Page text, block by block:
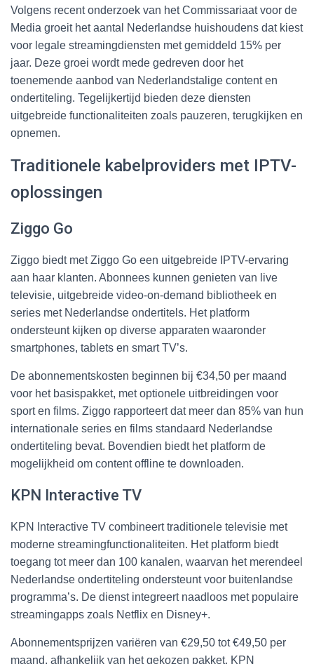
Volgens recent onderzoek van het Commissariaat voor de
Media groeit het aantal Nederlandse huishoudens dat kiest
voor legale streamingdiensten met gemiddeld 15% per
jaar. Deze groei wordt mede gedreven door het
toenemende aanbod van Nederlandstalige content en
ondertiteling. Tegelijkertijd bieden deze diensten
uitgebreide functionaliteiten zoals pauzeren, terugkijken en
opnemen.
Traditionele kabelproviders met IPTV-
oplossingen
Ziggo Go
Ziggo biedt met Ziggo Go een uitgebreide IPTV-ervaring
aan haar klanten. Abonnees kunnen genieten van live
televisie, uitgebreide video-on-demand bibliotheek en
series met Nederlandse ondertitels. Het platform
ondersteunt kijken op diverse apparaten waaronder
smartphones, tablets en smart TV’s.
De abonnementskosten beginnen bij €34,50 per maand
voor het basispakket, met optionele uitbreidingen voor
sport en films. Ziggo rapporteert dat meer dan 85% van hun
internationale series en films standaard Nederlandse
ondertiteling bevat. Bovendien biedt het platform de
mogelijkheid om content offline te downloaden.
KPN Interactive TV
KPN Interactive TV combineert traditionele televisie met
moderne streamingfunctionaliteiten. Het platform biedt
toegang tot meer dan 100 kanalen, waarvan het merendeel
Nederlandse ondertiteling ondersteunt voor buitenlandse
programma’s. De dienst integreert naadloos met populaire
streamingapps zoals Netflix en Disney+.
Abonnementsprijzen variëren van €29,50 tot €49,50 per
maand, afhankelijk van het gekozen pakket. KPN